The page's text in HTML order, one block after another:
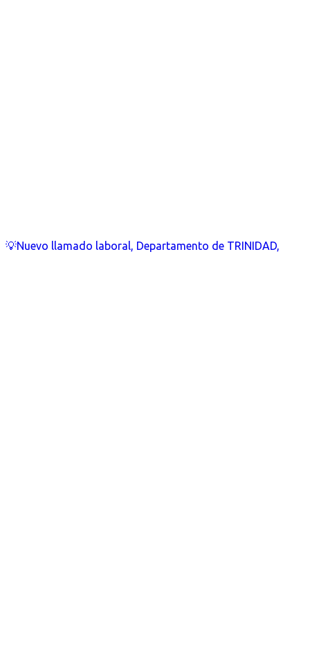
💡Nuevo llamado laboral, Departamento de TRINIDAD,